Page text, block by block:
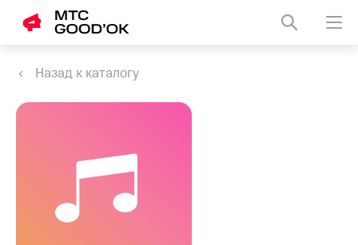
Назад к каталогу